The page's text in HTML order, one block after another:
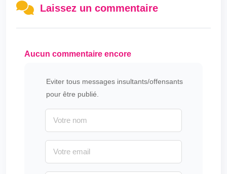
Laissez un commentaire
Aucun commentaire encore
Eviter tous messages insultants/offensants
pour être publié.